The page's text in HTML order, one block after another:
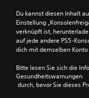
Du kannst diesen Inhalt
Einstellung
verknüpft ist,
auf jede andere PS5-
dich mit demselben
Bitte lesen Sie sich die
Gesundheitswarnungen
durch, bevor Sie dieses